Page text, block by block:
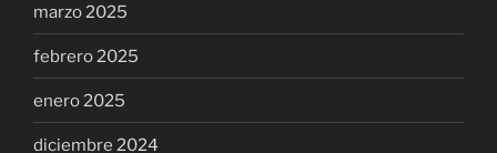
marzo 2025
febrero 2025
enero 2025
diciembre 2024